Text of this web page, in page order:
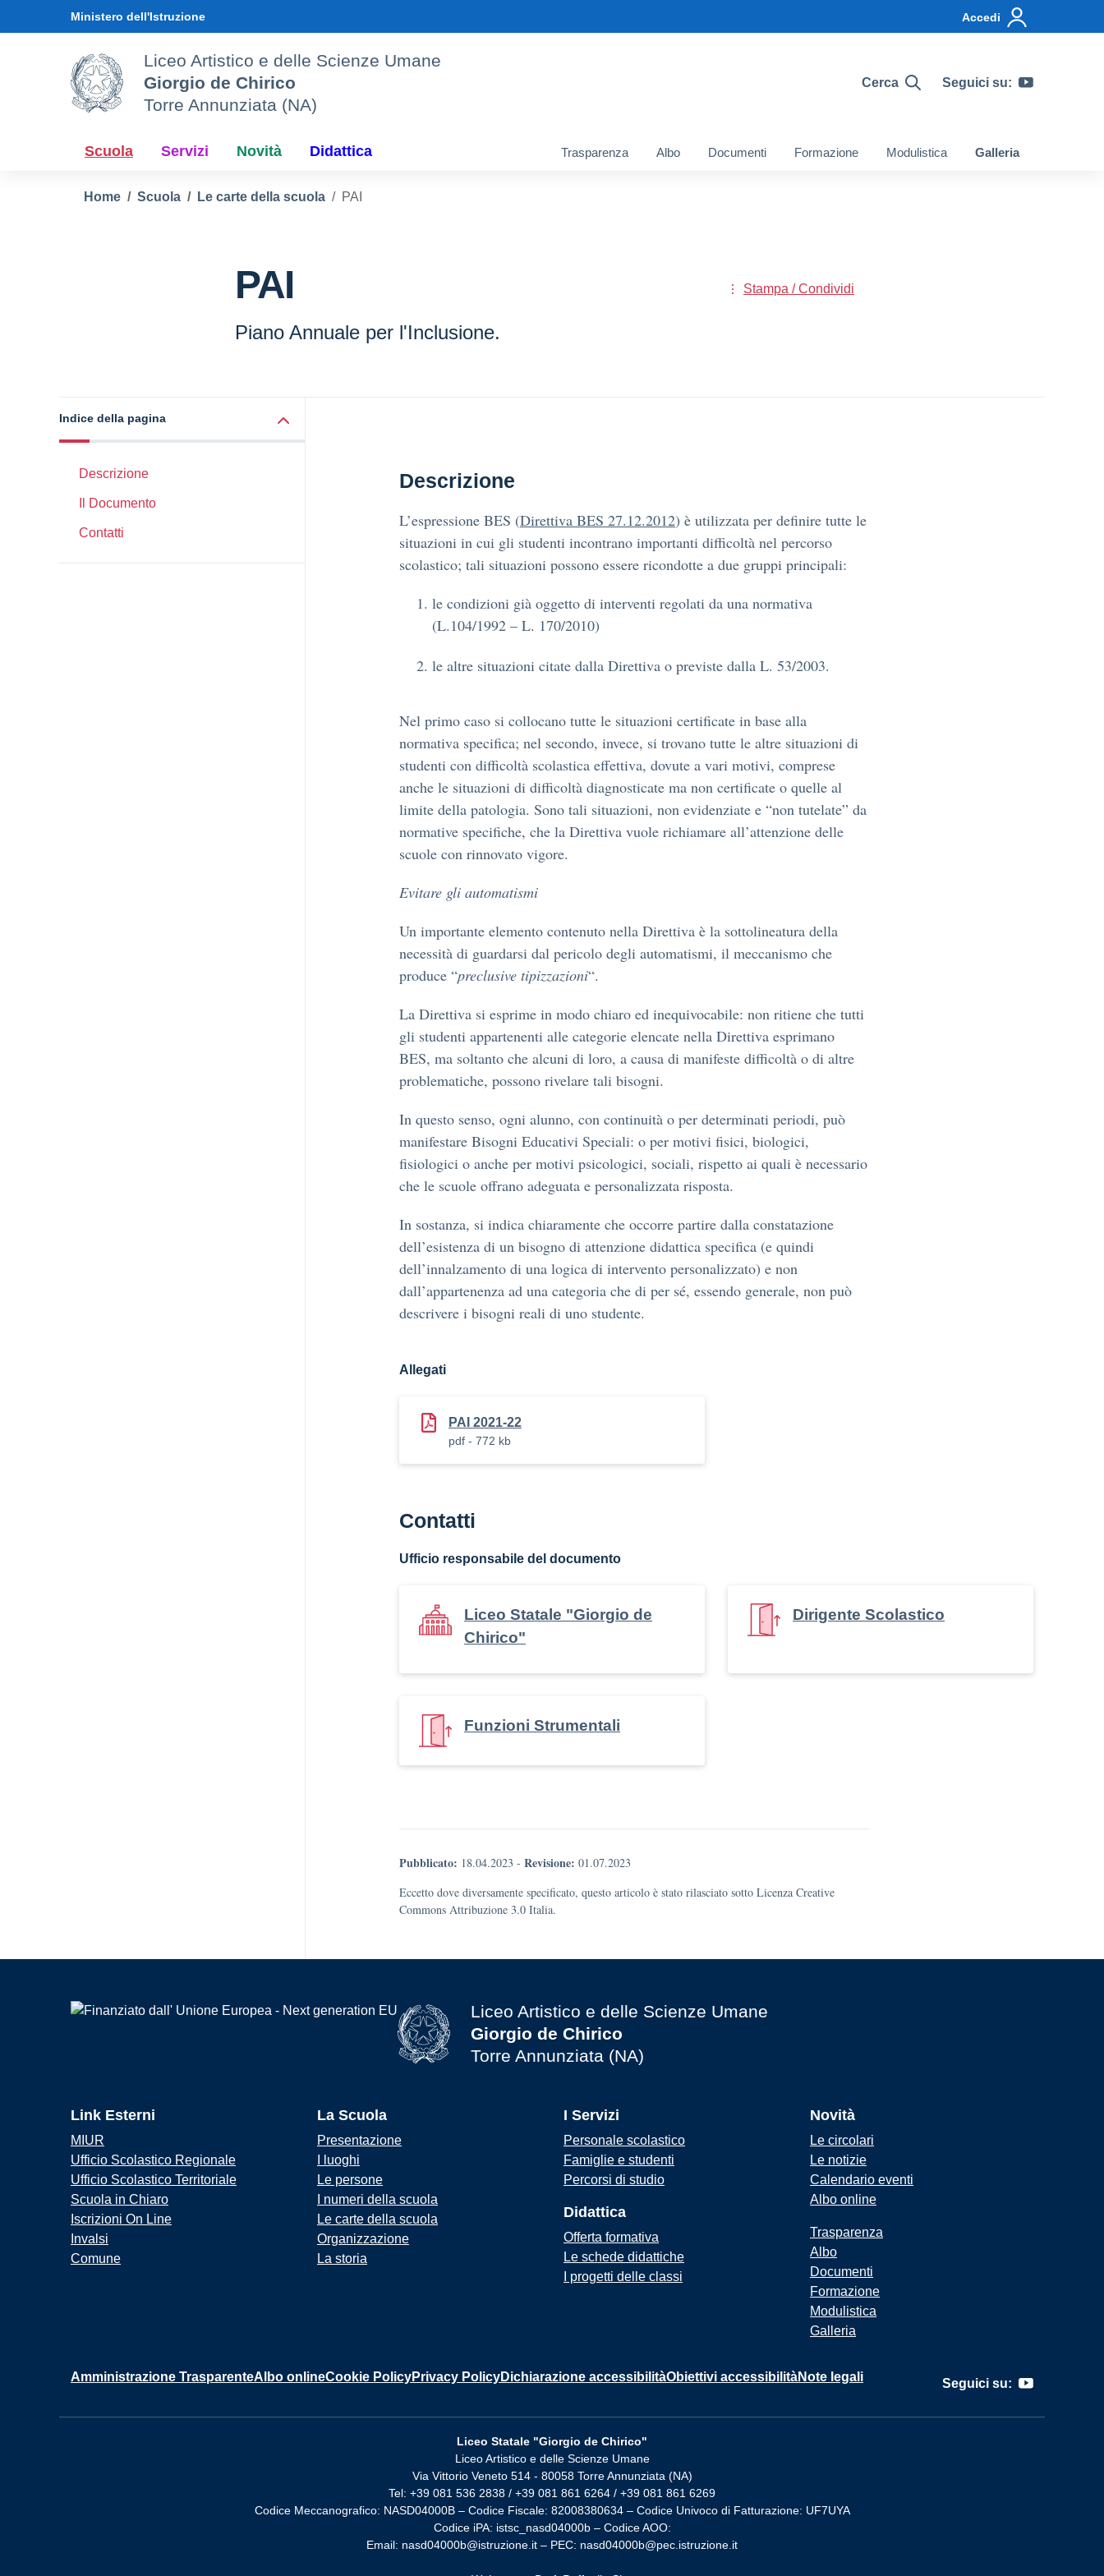
Ministero dell'Istruzione Accedi
Liceo Artistico e delle Scienze Umane
Giorgio de Chirico
Torre Annunziata (NA)
Cerca Seguici su:
Scuola Servizi Novità Didattica Trasparenza Albo Documenti Formazione Modulistica Galleria
Home Scuola Le carte della scuola PAI
PAI
Piano Annuale per l'Inclusione.
Stampa / Condividi
Indice della pagina
Descrizione
Il Documento
Contatti
Descrizione
L’espressione BES (Direttiva BES 27.12.2012) è utilizzata per definire tutte le
situazioni in cui gli studenti incontrano importanti difficoltà nel percorso
scolastico; tali situazioni possono essere ricondotte a due gruppi principali:
le condizioni già oggetto di interventi regolati da una normativa
(L.104/1992 – L. 170/2010)
le altre situazioni citate dalla Direttiva o previste dalla L. 53/2003.
Nel primo caso si collocano tutte le situazioni certificate in base alla
normativa specifica; nel secondo, invece, si trovano tutte le altre situazioni di
studenti con difficoltà scolastica effettiva, dovute a vari motivi, comprese
anche le situazioni di difficoltà diagnosticate ma non certificate o quelle al
limite della patologia. Sono tali situazioni, non evidenziate e “non tutelate” da
normative specifiche, che la Direttiva vuole richiamare all’attenzione delle
scuole con rinnovato vigore.
Evitare gli automatismi
Un importante elemento contenuto nella Direttiva è la sottolineatura della
necessità di guardarsi dal pericolo degli automatismi, il meccanismo che
produce “preclusive tipizzazioni“.
La Direttiva si esprime in modo chiaro ed inequivocabile: non ritiene che tutti
gli studenti appartenenti alle categorie elencate nella Direttiva esprimano
BES, ma soltanto che alcuni di loro, a causa di manifeste difficoltà o di altre
problematiche, possono rivelare tali bisogni.
In questo senso, ogni alunno, con continuità o per determinati periodi, può
manifestare Bisogni Educativi Speciali: o per motivi fisici, biologici,
fisiologici o anche per motivi psicologici, sociali, rispetto ai quali è necessario
che le scuole offrano adeguata e personalizzata risposta.
In sostanza, si indica chiaramente che occorre partire dalla constatazione
dell’esistenza di un bisogno di attenzione didattica specifica (e quindi
dell’innalzamento di una logica di intervento personalizzato) e non
dall’appartenenza ad una categoria che di per sé, essendo generale, non può
descrivere i bisogni reali di uno studente.
Allegati
PAI 2021-22
pdf - 772 kb
Contatti
Ufficio responsabile del documento
Liceo Statale "Giorgio de
Chirico"
Dirigente Scolastico
Funzioni Strumentali
Pubblicato: 18.04.2023 - Revisione: 01.07.2023
Eccetto dove diversamente specificato, questo articolo è stato rilasciato sotto Licenza Creative
Commons Attribuzione 3.0 Italia.
Liceo Artistico e delle Scienze Umane
Giorgio de Chirico
Torre Annunziata (NA)
Link Esterni
MIUR
Ufficio Scolastico Regionale
Ufficio Scolastico Territoriale
Scuola in Chiaro
Iscrizioni On Line
Invalsi
Comune
La Scuola
Presentazione
I luoghi
Le persone
I numeri della scuola
Le carte della scuola
Organizzazione
La storia
I Servizi
Personale scolastico
Famiglie e studenti
Percorsi di studio
Didattica
Offerta formativa
Le schede didattiche
I progetti delle classi
Novità
Le circolari
Le notizie
Calendario eventi
Albo online
Trasparenza
Albo
Documenti
Formazione
Modulistica
Galleria
Amministrazione TrasparenteAlbo onlineCookie PolicyPrivacy PolicyDichiarazione accessibilitàObiettivi accessibilitàNote legali Seguici su:
Liceo Statale "Giorgio de Chirico"
Liceo Artistico e delle Scienze Umane
Via Vittorio Veneto 514 - 80058 Torre Annunziata (NA)
Tel: +39 081 536 2838 / +39 081 861 6264 / +39 081 861 6269
Codice Meccanografico: NASD04000B – Codice Fiscale: 82008380634 – Codice Univoco di Fatturazione: UF7UYA
Codice iPA: istsc_nasd04000b – Codice AOO:
Email: nasd04000b@istruzione.it – PEC: nasd04000b@pec.istruzione.it